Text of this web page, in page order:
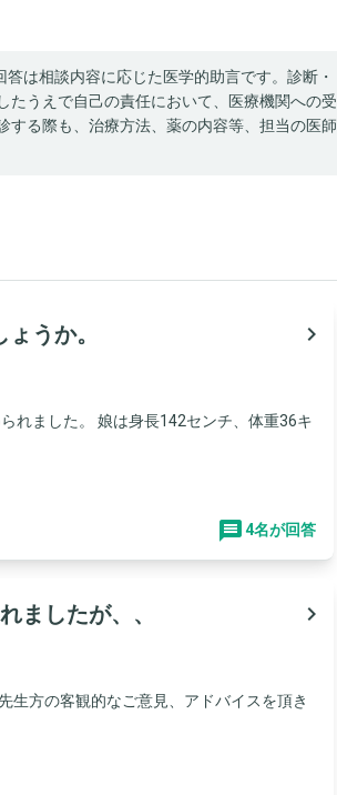
は相談内容に応じた医学的助言です。診断・
たうえで自己の責任において、医療機関への受
する際も、治療方法、薬の内容等、担当の医師
うか。
navigate_next
れました。 娘は身長142センチ、体重36キ
4名が回答
ましたが、、
navigate_next
生方の客観的なご意見、アドバイスを頂き